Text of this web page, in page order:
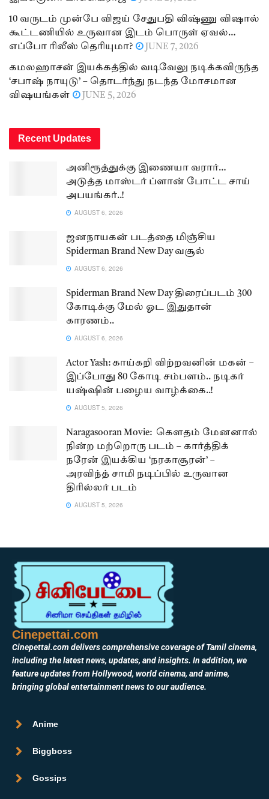
10 வருடம் முன்பே விஜய் சேதுபதி விஷ்ணு விஷால்
கூட்டணியில் உருவான இடம் பொருள் ஏவல்…
எப்போ ரிலீஸ் தெரியுமா?
JUNE 7, 2026
கமலஹாசன் இயக்கத்தில் வடிவேலு நடிக்கவிருந்த
‘சபாஷ் நாயுடு’ – தொடர்ந்து நடந்த மோசமான
விஷயங்கள்
JUNE 5, 2026
Recent Updates
அனிரூத்துக்கு இணையா வரார்…
அடுத்த மாஸ்டர் ப்ளான் போட்ட சாய்
அபயங்கர்..!
AUGUST 6, 2026
ஜனநாயகன் படத்தை மிஞ்சிய
Spiderman Brand New Day வசூல்
AUGUST 6, 2026
Spiderman Brand New Day திரைப்படம் 300
கோடிக்கு மேல் ஓட இதுதான்
காரணம்..
AUGUST 6, 2026
Actor Yash: காய்கறி விற்றவனின் மகன் –
இப்போது 80 கோடி சம்பளம்.. நடிகர்
யஷ்ஷின் பழைய வாழ்க்கை..!
AUGUST 5, 2026
Naragasooran Movie: கௌதம் மேனனால்
நின்ற மற்றொரு படம் – கார்த்திக்
நரேன் இயக்கிய ‘நரகாசூரன்’ –
அரவிந்த் சாமி நடிப்பில் உருவான
திரில்லர் படம்
AUGUST 5, 2026
Cinepettai.com
Cinepettai.com delivers comprehensive coverage of Tamil cinema,
including the latest news, updates, and insights. In addition, we
feature updates from Hollywood, world cinema, and anime,
bringing global entertainment news to our audience.
Anime
Biggboss
Gossips